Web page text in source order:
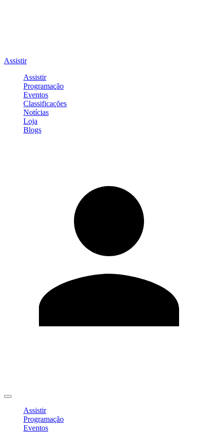
Assistir
Assistir
Programação
Eventos
Classificações
Notícias
Loja
Blogs
Assistir
Programação
Eventos